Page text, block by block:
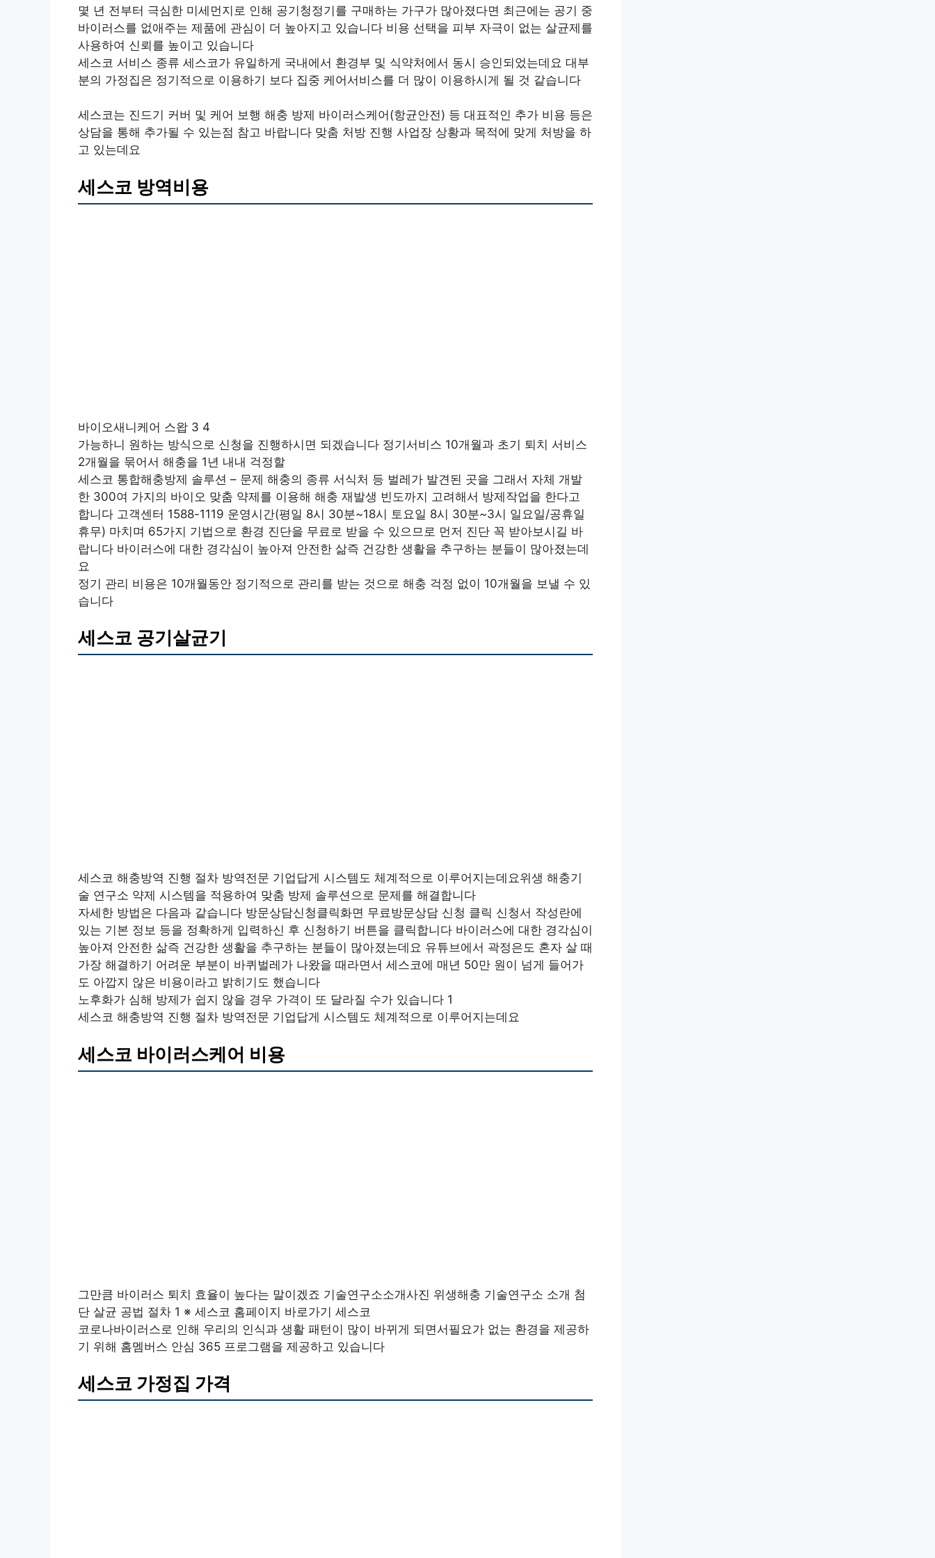
몇 년 전부터 극심한 미세먼지로 인해 공기청정기를 구매하는 가구가 많아졌다면 최근에는 공기 중
바이러스를 없애주는 제품에 관심이 더 높아지고 있습니다 비용 선택을 피부 자극이 없는 살균제를
사용하여 신뢰를 높이고 있습니다
세스코 서비스 종류 세스코가 유일하게 국내에서 환경부 및 식약처에서 동시 승인되었는데요 대부
분의 가정집은 정기적으로 이용하기 보다 집중 케어서비스를 더 많이 이용하시게 될 것 같습니다
세스코는 진드기 커버 및 케어 보행 해충 방제 바이러스케어(항균안전) 등 대표적인 추가 비용 등은
상담을 통해 추가될 수 있는점 참고 바랍니다 맞춤 처방 진행 사업장 상황과 목적에 맞게 처방을 하
고 있는데요
세스코 방역비용
바이오새니케어 스왑 3 4
가능하니 원하는 방식으로 신청을 진행하시면 되겠습니다 정기서비스 10개월과 초기 퇴치 서비스
2개월을 묶어서 해충을 1년 내내 걱정할
세스코 통합해충방제 솔루션 – 문제 해충의 종류 서식처 등 벌레가 발견된 곳을 그래서 자체 개발
한 300여 가지의 바이오 맞춤 약제를 이용해 해충 재발생 빈도까지 고려해서 방제작업을 한다고
합니다 고객센터 1588-1119 운영시간(평일 8시 30분~18시 토요일 8시 30분~3시 일요일/공휴일
휴무) 마치며 65가지 기법으로 환경 진단을 무료로 받을 수 있으므로 먼저 진단 꼭 받아보시길 바
랍니다 바이러스에 대한 경각심이 높아져 안전한 삶즉 건강한 생활을 추구하는 분들이 많아졌는데
요
정기 관리 비용은 10개월동안 정기적으로 관리를 받는 것으로 해충 걱정 없이 10개월을 보낼 수 있
습니다
세스코 공기살균기
세스코 해충방역 진행 절차 방역전문 기업답게 시스템도 체계적으로 이루어지는데요위생 해충기
술 연구소 약제 시스템을 적용하여 맞춤 방제 솔루션으로 문제를 해결합니다
자세한 방법은 다음과 같습니다 방문상담신청클릭화면 무료방문상담 신청 클릭 신청서 작성란에
있는 기본 정보 등을 정확하게 입력하신 후 신청하기 버튼을 클릭합니다 바이러스에 대한 경각심이
높아져 안전한 삶즉 건강한 생활을 추구하는 분들이 많아졌는데요 유튜브에서 곽정은도 혼자 살 때
가장 해결하기 어려운 부분이 바퀴벌레가 나왔을 때라면서 세스코에 매년 50만 원이 넘게 들어가
도 아깝지 않은 비용이라고 밝히기도 했습니다
노후화가 심해 방제가 쉽지 않을 경우 가격이 또 달라질 수가 있습니다 1
세스코 해충방역 진행 절차 방역전문 기업답게 시스템도 체계적으로 이루어지는데요
세스코 바이러스케어 비용
그만큼 바이러스 퇴치 효율이 높다는 말이겠죠 기술연구소소개사진 위생해충 기술연구소 소개 첨
단 살균 공법 절차 1 ※ 세스코 홈페이지 바로가기 세스코
코로나바이러스로 인해 우리의 인식과 생활 패턴이 많이 바뀌게 되면서필요가 없는 환경을 제공하
기 위해 홈멤버스 안심 365 프로그램을 제공하고 있습니다
세스코 가정집 가격